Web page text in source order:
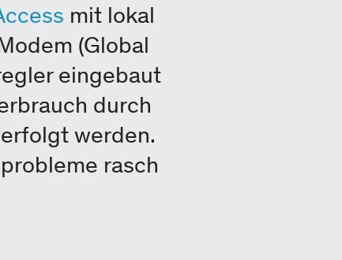
mit lokal
(Global
eingebaut
durch
werden.
rasch